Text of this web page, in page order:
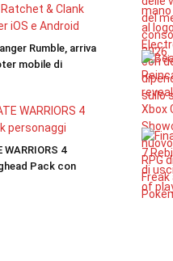
Rumble, arriva
mobile di
WARRIORS 4
Pack con